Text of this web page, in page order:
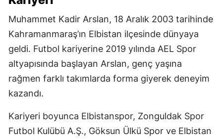
Muhammet Kadir Arslan, 18 Aralık 2003 tarihinde
Kahramanmaraş’ın Elbistan ilçesinde dünyaya
geldi. Futbol kariyerine 2019 yılında AEL Spor
altyapısında başlayan Arslan, genç yaşına
rağmen farklı takımlarda forma giyerek deneyim
kazandı.
Kariyeri boyunca Elbistanspor, Zonguldak Spor
Futbol Kulübü A.Ş., Göksun Ülkü Spor ve Elbistan